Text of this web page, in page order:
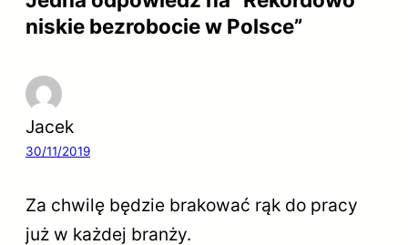
niskie bezrobocie w Polsce”
Jacek
30/11/2019
Za chwilę będzie brakować rąk do pracy
już w każdej branży.